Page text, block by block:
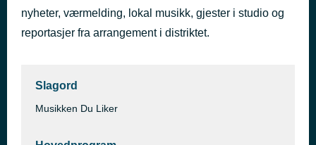
Paradise
Coldplay
for 4 døgn siden
nyheter, værmelding, lokal musikk, gjester i studio og
reportasjer fra arrangement i distriktet.
Slagord
Musikken Du Liker